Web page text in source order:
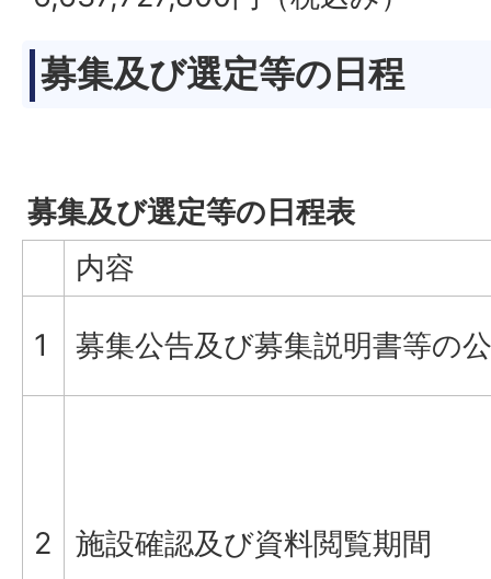
募集及び選定等の日程
募集及び選定等の日程表
内容
1 募集公告及び募集説明書等の
2 施設確認及び資料閲覧期間